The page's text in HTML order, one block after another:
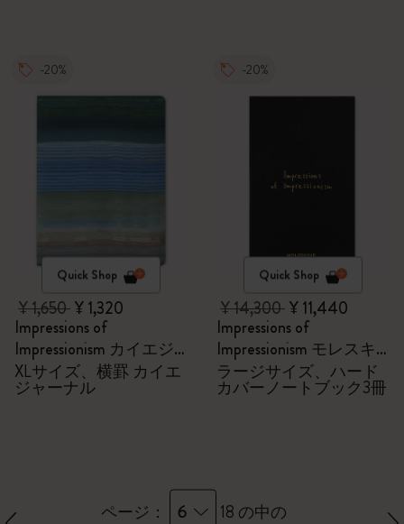
-20%
Quick Shop
¥ 1,650¥ 1,320
Impressions of
Impressionism カイエジ
ャーナル
XLサイズ、横罫 カイエ
ジャーナル
-20%
Quick Shop
¥ 14,300¥ 11,440
Impressions of
Impressionism モレスキ
ン会員限定の特別セッ
ト - ノートブック
ラージサイズ、ハード
カバーノートブック3冊
ページ： 6
18 の中の